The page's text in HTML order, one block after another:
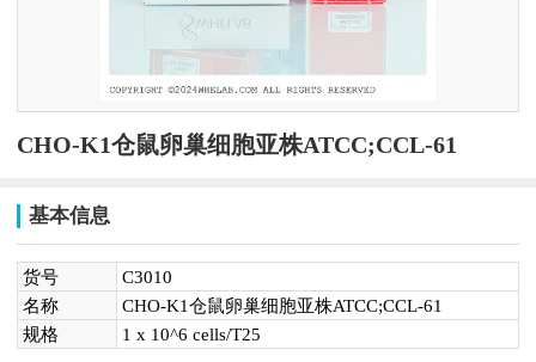
CHO-K1仓鼠卵巢细胞亚株ATCC;CCL-61
基本信息
货号
C3010
名称
CHO-K1仓鼠卵巢细胞亚株ATCC;CCL-61
规格
1 x 10^6 cells/T25